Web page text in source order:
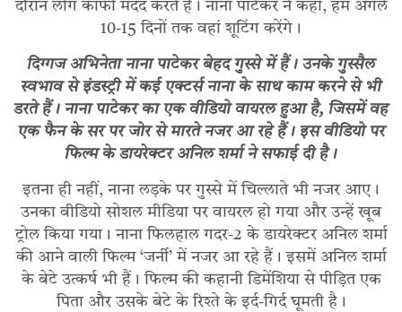
दौरान लोग काफी मदद करते हैं। नाना पाटेकर ने कहा, हम अगले
10-15 दिनों तक वहां शूटिंग करेंगे।
दिग्गज अभिनेता नाना पाटेकर बेहद गुस्से में हैं। उनके गुस्सैल
स्वभाव से इंडस्ट्री में कई एक्टर्स नाना के साथ काम करने से भी
डरते हैं। नाना पाटेकर का एक वीडियो वायरल हुआ है, जिसमें वह
एक फैन के सर पर जोर से मारते नजर आ रहे हैं। इस वीडियो पर
फिल्म के डायरेक्टर अनिल शर्मा ने सफाई दी है।
इतना ही नहीं, नाना लड़के पर गुस्से में चिल्लाते भी नजर आए।
उनका वीडियो सोशल मीडिया पर वायरल हो गया और उन्हें खूब
ट्रोल किया गया। नाना फिलहाल गदर-2 के डायरेक्टर अनिल शर्मा
की आने वाली फिल्म ‘जर्नी’ में नजर आ रहे हैं। इसमें अनिल शर्मा
के बेटे उत्कर्ष भी हैं। फिल्म की कहानी डिमेंशिया से पीड़ित एक
पिता और उसके बेटे के रिश्ते के इर्द-गिर्द घूमती है।